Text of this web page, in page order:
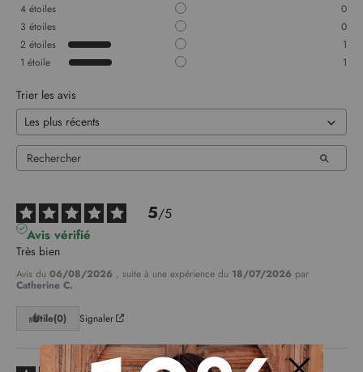
4 étoiles
0
3 étoiles
0
2 étoiles
1
1 étoile 1
Trier les avis
5/5
Avis vérifié
Très bien
Avis du 06/08/2026 , suite à une expérience du 18/07/2026 par
Catherine C.
Utile(0) Signaler